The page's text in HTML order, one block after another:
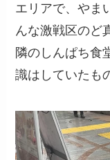
エリアで、やま
んな激戦区のど
隣のしんぱち食
識はしていたも